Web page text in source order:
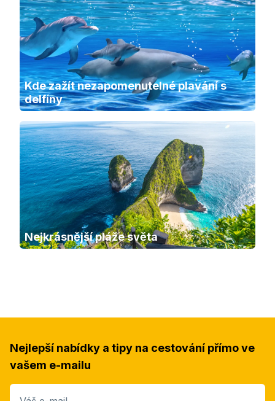
Kde zažít nezapomenutelné plavání s
delfíny
Nejkrásnější pláže světa
Nejlepší nabídky a tipy na cestování přímo ve
vašem e-mailu